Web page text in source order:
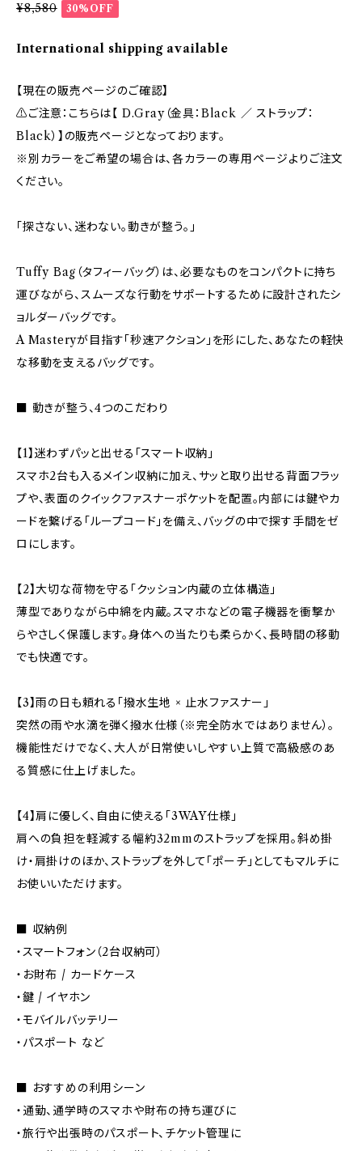
¥8,580 30%OFF
International shipping available
【現在の販売ページのご確認】
⚠︎ご注意：こちらは【 D.Gray（金具：Black ／ ストラップ：
Black）】の販売ページとなっております。
※別カラーをご希望の場合は、各カラーの専用ページよりご注文
ください。
「探さない、迷わない。動きが整う。」
Tuffy Bag（タフィーバッグ）は、必要なものをコンパクトに持ち
運びながら、スムーズな行動をサポートするために設計されたシ
ョルダーバッグです。
A Masteryが目指す「秒速アクション」を形にした、あなたの軽快
な移動を支えるバッグです。
■ 動きが整う、4つのこだわり
【1】迷わずパッと出せる「スマート収納」
スマホ2台も入るメイン収納に加え、サッと取り出せる背面フラッ
プや、表面のクイックファスナーポケットを配置。内部には鍵やカ
ードを繋げる「ループコード」を備え、バッグの中で探す手間をゼ
ロにします。
【2】大切な荷物を守る「クッション内蔵の立体構造」
薄型でありながら中綿を内蔵。スマホなどの電子機器を衝撃か
らやさしく保護します。身体への当たりも柔らかく、長時間の移動
でも快適です。
【3】雨の日も頼れる「撥水生地 × 止水ファスナー」
突然の雨や水滴を弾く撥水仕様（※完全防水ではありません）。
機能性だけでなく、大人が日常使いしやすい上質で高級感のあ
る質感に仕上げました。
【4】肩に優しく、自由に使える「3WAY仕様」
肩への負担を軽減する幅約32mmのストラップを採用。斜め掛
け・肩掛けのほか、ストラップを外して「ポーチ」としてもマルチに
お使いいただけます。
■ 収納例
・スマートフォン（2台収納可）
・お財布 / カードケース
・鍵 / イヤホン
・モバイルバッテリー
・パスポート など
■ おすすめの利用シーン
・通勤、通学時のスマホや財布の持ち運びに
・旅行や出張時のパスポート、チケット管理に